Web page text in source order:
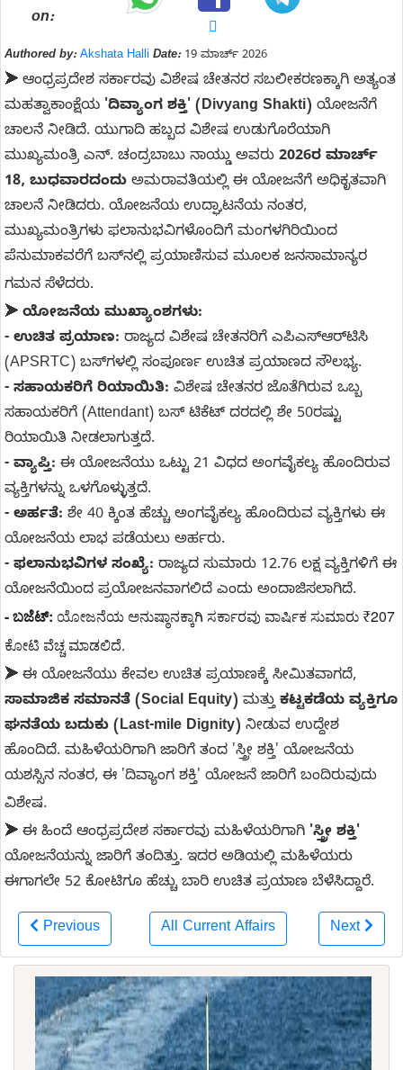
on:
Authored by: Akshata Halli Date:19 ಮಾರ್ಚ್ 2026
➤ ಆಂಧ್ರಪ್ರದೇಶ ಸರ್ಕಾರವು ವಿಶೇಷ ಚೇತನರ ಸಬಲೀಕರಣಕ್ಕಾಗಿ ಅತ್ಯಂತ
ಮಹತ್ವಾಕಾಂಕ್ಷೆಯ 'ದಿವ್ಯಾಂಗ ಶಕ್ತಿ' (Divyang Shakti) ಯೋಜನೆಗೆ
ಚಾಲನೆ ನೀಡಿದೆ. ಯುಗಾದಿ ಹಬ್ಬದ ವಿಶೇಷ ಉಡುಗೊರೆಯಾಗಿ
ಮುಖ್ಯಮಂತ್ರಿ ಎನ್. ಚಂದ್ರಬಾಬು ನಾಯ್ಡು ಅವರು 2026ರ ಮಾರ್ಚ್
18, ಬುಧವಾರದಂದು ಅಮರಾವತಿಯಲ್ಲಿ ಈ ಯೋಜನೆಗೆ ಅಧಿಕೃತವಾಗಿ
ಚಾಲನೆ ನೀಡಿದರು. ಯೋಜನೆಯ ಉದ್ಘಾಟನೆಯ ನಂತರ,
ಮುಖ್ಯಮಂತ್ರಿಗಳು ಫಲಾನುಭವಿಗಳೊಂದಿಗೆ ಮಂಗಳಗಿರಿಯಿಂದ
ಪೆನುಮಾಕವರೆಗೆ ಬಸ್‌ನಲ್ಲಿ ಪ್ರಯಾಣಿಸುವ ಮೂಲಕ ಜನಸಾಮಾನ್ಯರ
ಗಮನ ಸೆಳೆದರು.
➤ ಯೋಜನೆಯ ಮುಖ್ಯಾಂಶಗಳು:
- ಉಚಿತ ಪ್ರಯಾಣ: ರಾಜ್ಯದ ವಿಶೇಷ ಚೇತನರಿಗೆ ಎಪಿಎಸ್‌ಆರ್‌ಟಿಸಿ
(APSRTC) ಬಸ್‌ಗಳಲ್ಲಿ ಸಂಪೂರ್ಣ ಉಚಿತ ಪ್ರಯಾಣದ ಸೌಲಭ್ಯ.
- ಸಹಾಯಕರಿಗೆ ರಿಯಾಯಿತಿ: ವಿಶೇಷ ಚೇತನರ ಜೊತೆಗಿರುವ ಒಬ್ಬ
ಸಹಾಯಕರಿಗೆ (Attendant) ಬಸ್ ಟಿಕೆಟ್ ದರದಲ್ಲಿ ಶೇ 50ರಷ್ಟು
ರಿಯಾಯಿತಿ ನೀಡಲಾಗುತ್ತದೆ.
- ವ್ಯಾಪ್ತಿ: ಈ ಯೋಜನೆಯು ಒಟ್ಟು 21 ವಿಧದ ಅಂಗವೈಕಲ್ಯ ಹೊಂದಿರುವ
ವ್ಯಕ್ತಿಗಳನ್ನು ಒಳಗೊಳ್ಳುತ್ತದೆ.
- ಅರ್ಹತೆ: ಶೇ 40 ಕ್ಕಿಂತ ಹೆಚ್ಚು ಅಂಗವೈಕಲ್ಯ ಹೊಂದಿರುವ ವ್ಯಕ್ತಿಗಳು ಈ
ಯೋಜನೆಯ ಲಾಭ ಪಡೆಯಲು ಅರ್ಹರು.
- ಫಲಾನುಭವಿಗಳ ಸಂಖ್ಯೆ: ರಾಜ್ಯದ ಸುಮಾರು 12.76 ಲಕ್ಷ ವ್ಯಕ್ತಿಗಳಿಗೆ ಈ
ಯೋಜನೆಯಿಂದ ಪ್ರಯೋಜನವಾಗಲಿದೆ ಎಂದು ಅಂದಾಜಿಸಲಾಗಿದೆ.
- ಬಜೆಟ್: ಯೋಜನೆಯ ಅನುಷ್ಠಾನಕ್ಕಾಗಿ ಸರ್ಕಾರವು ವಾರ್ಷಿಕ ಸುಮಾರು ₹207
ಕೋಟಿ ವೆಚ್ಚ ಮಾಡಲಿದೆ.
➤ ಈ ಯೋಜನೆಯು ಕೇವಲ ಉಚಿತ ಪ್ರಯಾಣಕ್ಕೆ ಸೀಮಿತವಾಗದೆ,
ಸಾಮಾಜಿಕ ಸಮಾನತೆ (Social Equity) ಮತ್ತುಕಟ್ಟಕಡೆಯ ವ್ಯಕ್ತಿಗೂ
ಘನತೆಯ ಬದುಕು (Last-mile Dignity) ನೀಡುವ ಉದ್ದೇಶ
ಹೊಂದಿದೆ. ಮಹಿಳೆಯರಿಗಾಗಿ ಜಾರಿಗೆ ತಂದ 'ಸ್ತ್ರೀ ಶಕ್ತಿ' ಯೋಜನೆಯ
ಯಶಸ್ಸಿನ ನಂತರ, ಈ 'ದಿವ್ಯಾಂಗ ಶಕ್ತಿ' ಯೋಜನೆ ಜಾರಿಗೆ ಬಂದಿರುವುದು
ವಿಶೇಷ.
➤ ಈ ಹಿಂದೆ ಆಂಧ್ರಪ್ರದೇಶ ಸರ್ಕಾರವು ಮಹಿಳೆಯರಿಗಾಗಿ 'ಸ್ತ್ರೀ ಶಕ್ತಿ'
ಯೋಜನೆಯನ್ನು ಜಾರಿಗೆ ತಂದಿತ್ತು. ಇದರ ಅಡಿಯಲ್ಲಿ ಮಹಿಳೆಯರು
ಈಗಾಗಲೇ 52 ಕೋಟಿಗೂ ಹೆಚ್ಚು ಬಾರಿ ಉಚಿತ ಪ್ರಯಾಣ ಬೆಳೆಸಿದ್ದಾರೆ.
Previous All Current Affairs Next